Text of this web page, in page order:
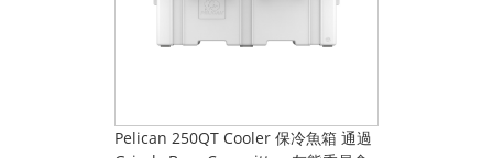
Pelican 250QT Cooler 保冷魚箱 通過